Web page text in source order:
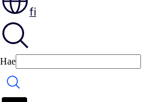
fi
Hae
Hae